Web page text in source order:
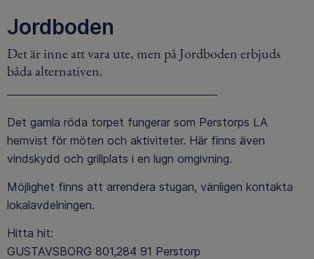
Jordboden
Det är inne att vara ute, men på Jordboden erbjuds
båda alternativen.
Det gamla röda torpet fungerar som Perstorps LA
hemvist för möten och aktiviteter. Här finns även
vindskydd och grillplats i en lugn omgivning.
Möjlighet finns att arrendera stugan, vänligen kontakta
lokalavdelningen.
Hitta hit:
GUSTAVSBORG 801,284 91 Perstorp